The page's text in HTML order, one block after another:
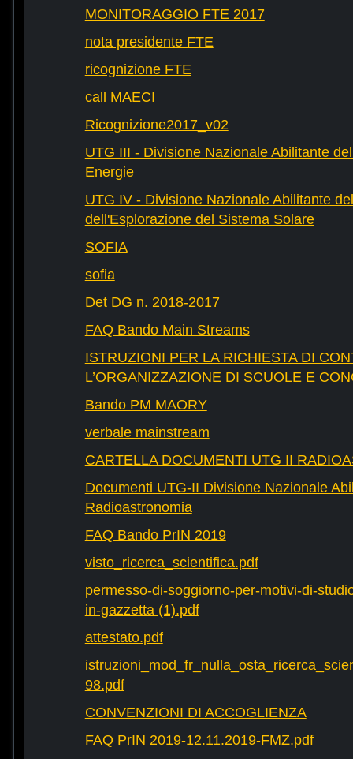
MONITORAGGIO FTE 2017
nota presidente FTE
ricognizione FTE
call MAECI
Ricognizione2017_v02
UTG III - Divisione Nazionale Abilitante
Energie
UTG IV - Divisione Nazionale Abilitante
dell'Esplorazione del Sistema Solare
SOFIA
sofia
Det DG n. 2018-2017
FAQ Bando Main Streams
ISTRUZIONI PER LA RICHIESTA DI
L’ORGANIZZAZIONE DI SCUOLE E
Bando PM MAORY
verbale mainstream
CARTELLA DOCUMENTI UTG II
Documenti UTG-II Divisione Nazionale
Radioastronomia
FAQ Bando PrIN 2019
visto_ricerca_scientifica.pdf
permesso-di-soggiorno-per-motivi-di-
in-gazzetta (1).pdf
attestato.pdf
98.pdf
CONVENZIONI DI ACCOGLIENZA
FAQ PrIN 2019-12.11.2019-FMZ.pdf